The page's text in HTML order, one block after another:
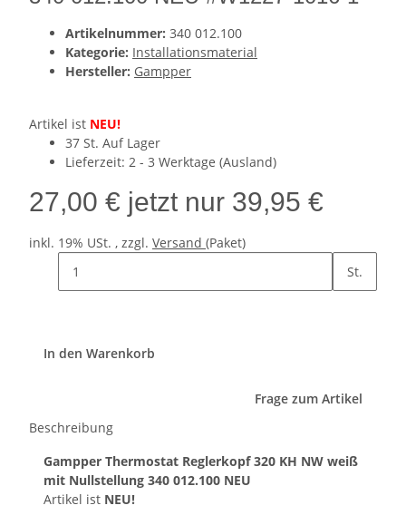
Artikelnummer: 340 012.100
Kategorie: Installationsmaterial
Hersteller: Gampper
Artikel ist NEU!
37 St. Auf Lager
Lieferzeit: 2 - 3 Werktage (Ausland)
27,00 € jetzt nur 39,95 €
inkl. 19% USt. , zzgl. Versand (Paket)
St.
In den Warenkorb
Frage zum Artikel
Beschreibung
Gampper Thermostat Reglerkopf 320 KH NW weiß
mit Nullstellung 340 012.100 NEU
Artikel ist NEU!